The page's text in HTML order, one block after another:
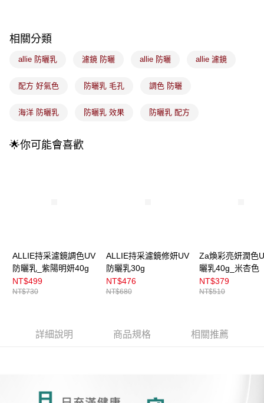
法說明評估內容。
1.分期款項不併入電信帳單，「大哥付你分期」於每月結算日後寄送繳費提
2.透過簡訊連結打開帳單後，可選擇「超商條碼／台灣大直營門市／銀行轉
帳／街口支付／iPASS MONEY」等通路繳費。
【注意事項】
買賣價金債權讓與本公司後，依約使用本公司帳單繳交帳款。
每筆NT$100，滿NT$899(含以上)免運費
7-11取貨付款
每筆NT$100，滿NT$899(含以上)免運費
每筆NT$100，滿NT$399(含以上)免運費
相關分類
allie 防曬乳 濾鏡 防曬 allie 防曬 allie 濾鏡
配方 好氣色 防曬乳 毛孔 調色 防曬
海洋 防曬乳 防曬乳 效果 防曬乳 配方
🌟你可能會喜歡
ALLIE持采濾鏡調色UV
防曬乳_紫陽明妍40g
NT$499
NT$730
ALLIE持采濾鏡修妍UV
防曬乳30g
NT$476
NT$680
Za煥彩亮妍潤色
曬乳40g_米杏色
NT$379
NT$510
詳細說明 商品規格 相關推薦